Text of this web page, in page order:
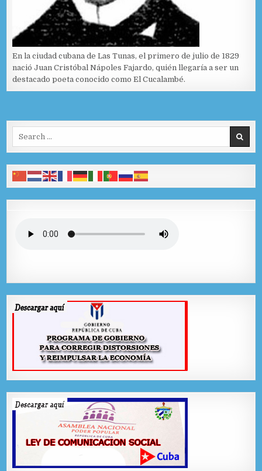
En la ciudad cubana de Las Tunas, el primero de julio de 1829
nació Juan Cristóbal Nápoles Fajardo, quién llegaría a ser un
destacado poeta conocido como El Cucalambé.